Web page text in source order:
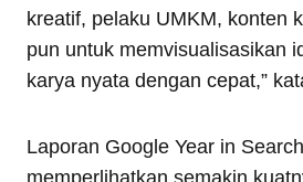
kreatif, pelaku UMKM, konten
pun untuk memvisualisasikan
karya nyata dengan cepat,”
Laporan Google Year in
memperlihatkan semakin